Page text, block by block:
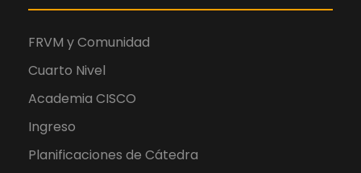
FRVM y Comunidad
Cuarto Nivel
Academia CISCO
Ingreso
Planificaciones de Cátedra